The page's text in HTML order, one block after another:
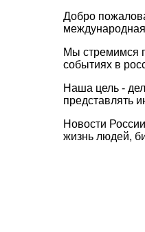
Добро
международная
Мы стремимся
событиях в
Наша цель -
представлять
Новости
жизнь людей,